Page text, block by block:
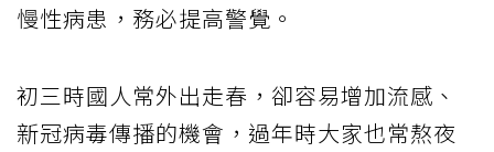
慢性病患，務必提高警覺。
初三時國人常外出走春，卻容易增加流感、
新冠病毒傳播的機會，過年時大家也常熬夜